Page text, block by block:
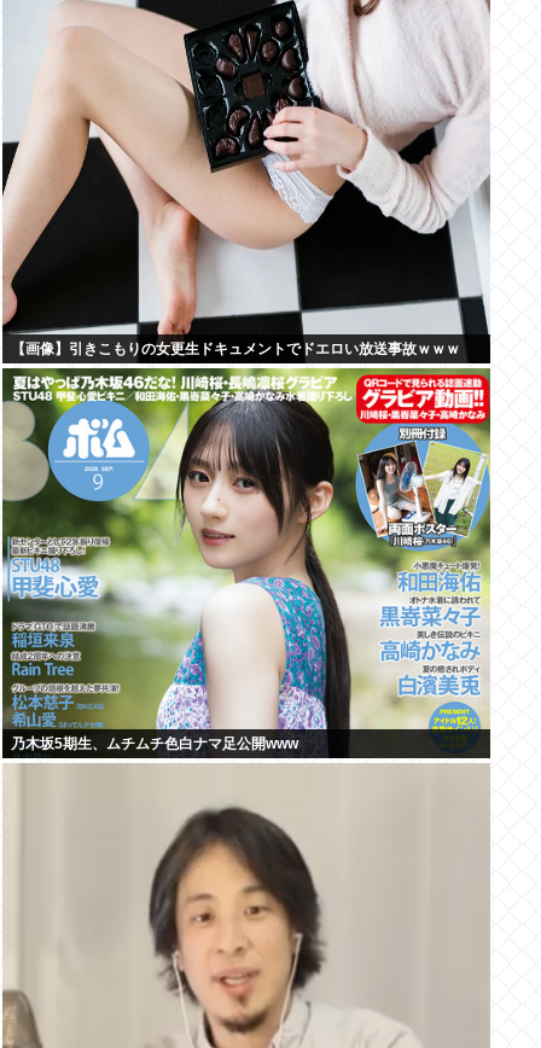
【画像】引きこもりの女更生ドキュメントでドエロい放送事故ｗｗｗ
乃木坂5期生、ムチムチ色白ナマ足公開www